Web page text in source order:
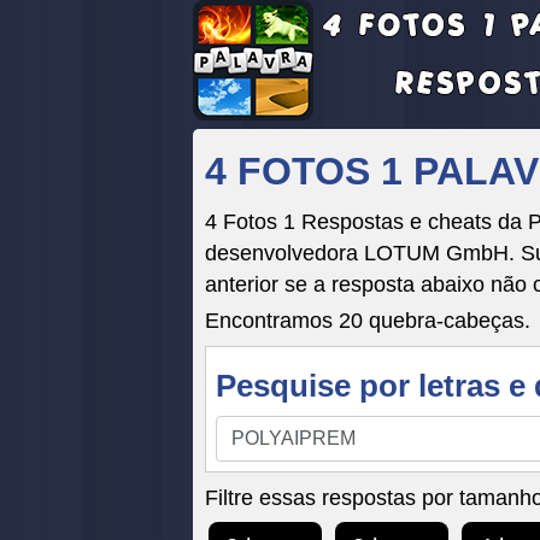
4 FOTOS 1
4 Fotos 1 Respostas e cheats da
desenvolvedora LOTUM GmbH.
anterior se a resposta abaixo não
Encontramos 20 quebra-cabeças.
Pesquise por letras
Pesquise
por
letras
e
Filtre essas respostas por